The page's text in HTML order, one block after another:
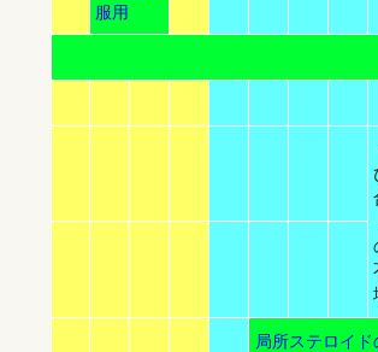
服用
局所ステロイド